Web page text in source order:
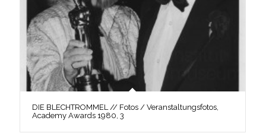
DIE BLECHTROMMEL // Fotos / Veranstaltungsfotos,
Academy Awards 1980, 3